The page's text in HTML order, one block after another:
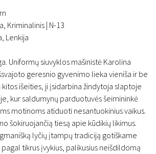
Kriminalinis | N-13
Lenkija
Uniformų siuvyklos mašinistė Karolina
geresnio gyvenimo lieka vieniša ir be
išeities, ji įsidarbina žindytoja slaptoje
kur saldumynų parduotuvės šeimininkė
motinoms atiduoti nesantuokinius vaikus.
šokiruojančią tiesą apie kūdikių likimus.
lyčių įtampų tradiciją gotiškame
tikrus įvykius, palikusius neišdildomą